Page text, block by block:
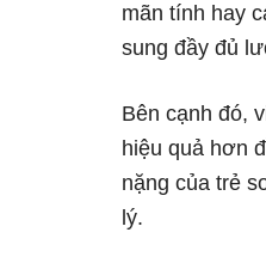
mãn tính hay
sung đầy đủ
Bên cạnh đó,
hiệu quả hơn
nặng của trẻ
lý.